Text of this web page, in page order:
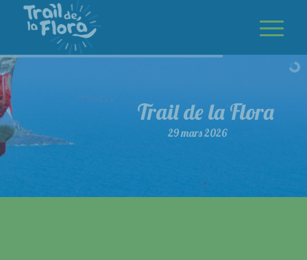
Trail de la Flora
29 mars 2026